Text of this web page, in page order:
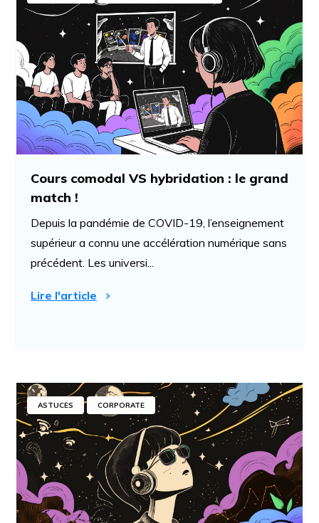
Cours comodal VS hybridation : le grand
match !
Depuis la pandémie de COVID-19, l’enseignement
supérieur a connu une accélération numérique sans
précédent. Les universi...
Lire l'article
ASTUCES CORPORATE